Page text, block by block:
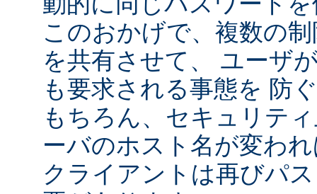
このおかげで、複数の
を共有させて、 ユーザ
も要求される事態を 防
もちろん、セキュリテ
ーバのホスト名が変わ
クライアントは再びパ